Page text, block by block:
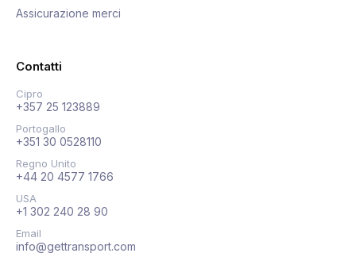
Assicurazione merci
Contatti
Cipro
+357 25 123889
Portogallo
+351 30 0528110
Regno Unito
+44 20 4577 1766
USA
+1 302 240 28 90
Email
info@gettransport.com